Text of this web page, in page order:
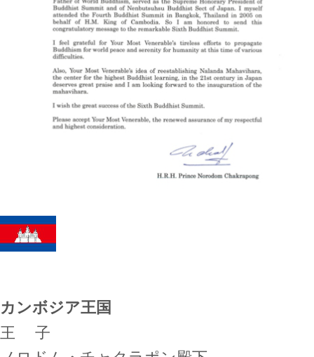
カンボジア王国
王 子